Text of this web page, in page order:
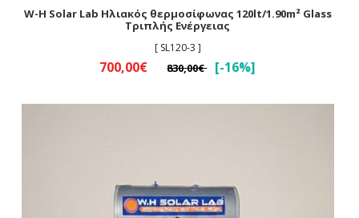
W-H Solar Lab Ηλιακός θερμοσίφωνας 120lt/1.90m² Glass
Τριπλής Ενέργειας
[ SL120-3 ]
700,00€ 830,00€ [-16%]